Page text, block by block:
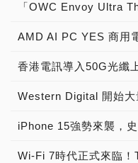
iPhone 15強勢來襲，